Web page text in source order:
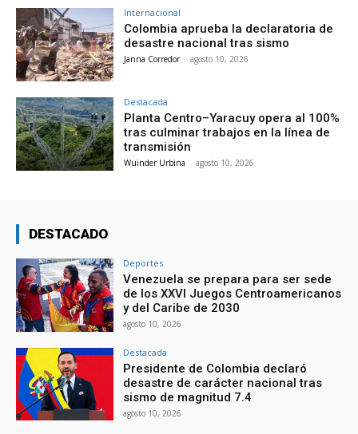
Internacional
Colombia aprueba la declaratoria de
desastre nacional tras sismo
Janna Corredor - agosto 10, 2026
Destacada
Planta Centro–Yaracuy opera al 100%
tras culminar trabajos en la línea de
transmisión
Wuinder Urbina - agosto 10, 2026
DESTACADO
Deportes
Venezuela se prepara para ser sede
de los XXVI Juegos Centroamericanos
y del Caribe de 2030
agosto 10, 2026
Destacada
Presidente de Colombia declaró
desastre de carácter nacional tras
sismo de magnitud 7.4
agosto 10, 2026